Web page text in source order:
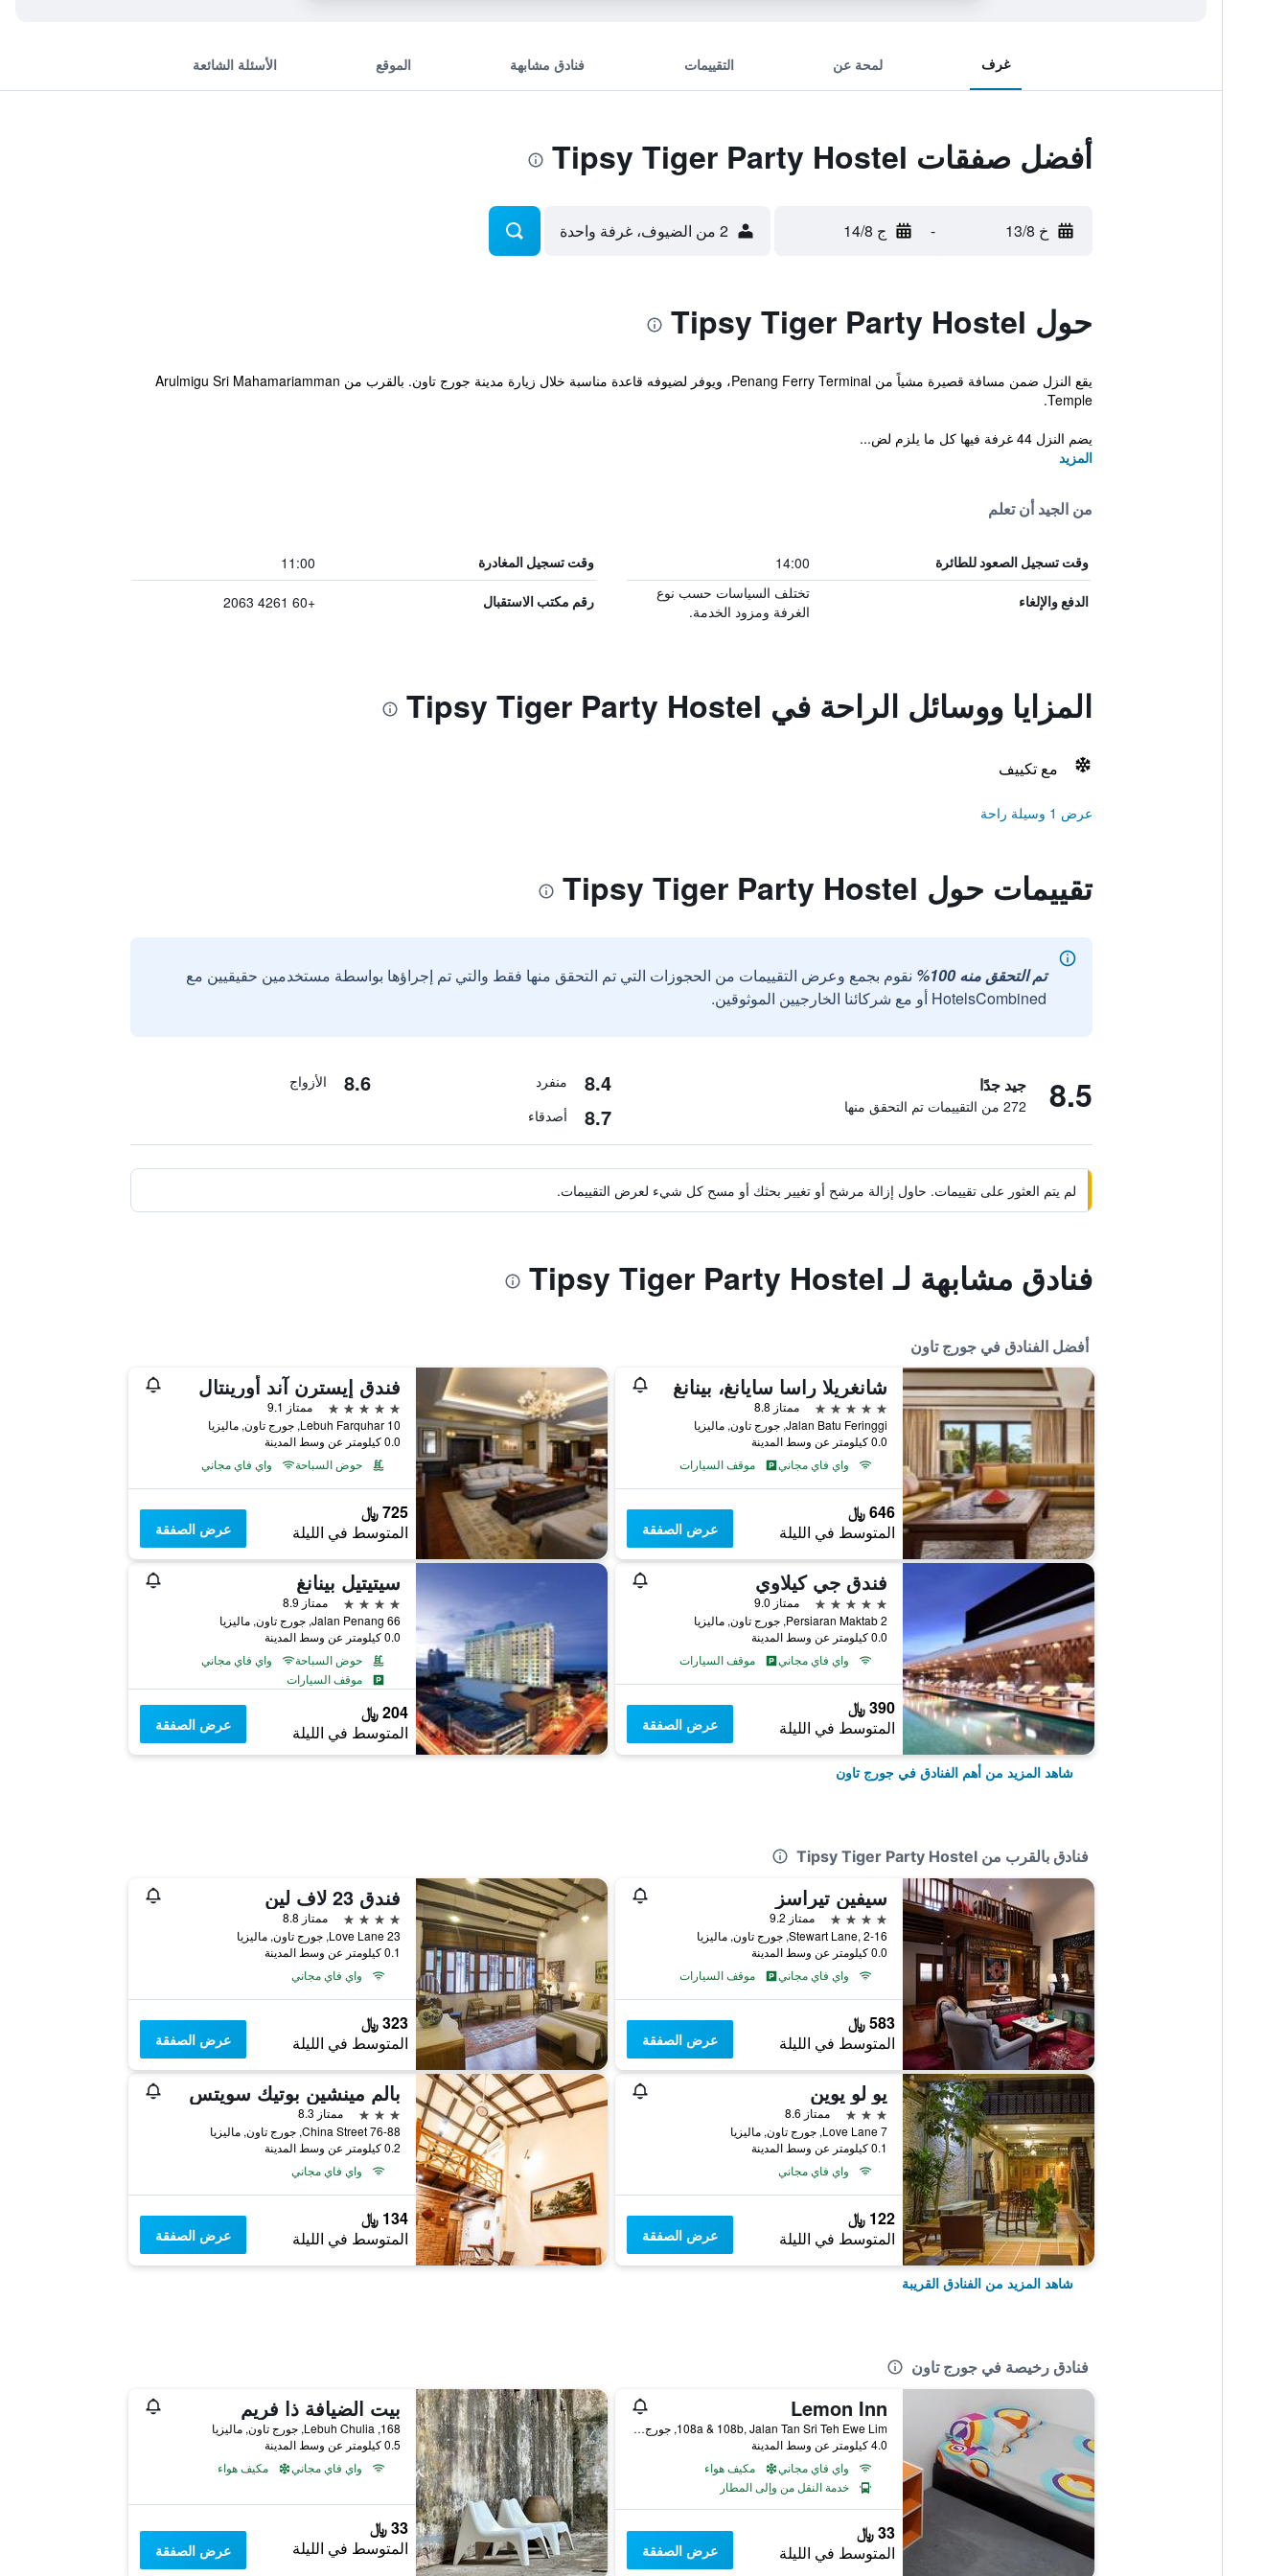
غرف لمحة عن التقييمات فنادق مشابهة الموقع الأسئلة الشائعة
أفضل صفقات Tipsy Tiger Party Hostel
خ 13/8 - ج 14/8 2 من الضيوف، غرفة واحدة
حول Tipsy Tiger Party Hostel
يقع النزل ضمن مسافة قصيرة مشياً من Penang Ferry Terminal، ويوفر لضيوفه قاعدة مناسبة خلال زيارة مدينة جورج تاون. بالقرب من Arulmigu Sri Mahamariamman
Temple.
يضم النزل 44 غرفة فيها كل ما يلزم لض...
المزيد
من الجيد أن تعلم
وقت تسجيل الصعود للطائرة 14:00 وقت تسجيل المغادرة 11:00
الدفع والإلغاء
تختلف السياسات حسب نوع
الغرفة ومزود الخدمة.
رقم مكتب الاستقبال +60 4261 2063
المزايا ووسائل الراحة في Tipsy Tiger Party Hostel
مع تكييف
عرض 1 وسيلة راحة
تقييمات حول Tipsy Tiger Party Hostel
تم التحقق منه 100%
نقوم بجمع وعرض التقييمات من الحجوزات التي تم التحقق منها فقط والتي تم إجراؤها بواسطة مستخدمين حقيقيين مع
HotelsCombined أو مع شركائنا الخارجيين الموثوقين.
8.5 جيد جدًا
272 من التقييمات تم التحقق منها
8.4 منفرد 8.6 الأزواج
8.7 أصدقاء
لم يتم العثور على تقييمات. حاول إزالة مرشح أو تغيير بحثك أو مسح كل شيء لعرض التقييمات.
فنادق مشابهة لـ Tipsy Tiger Party Hostel
أفضل الفنادق في جورج تاون
شانغريلا راسا سايانغ، بينانغ
5 نجوم
ممتاز 8.8
Jalan Batu Feringgi, جورج تاون, ماليزيا
0.0 كيلومتر عن وسط المدينة
واي فاي مجاني
موقف السيارات
646 ﷼
المتوسط في الليلة عرض الصفقة
فندق إيسترن آند أورينتال
5 نجوم
ممتاز 9.1
10 Lebuh Farquhar, جورج تاون, ماليزيا
0.0 كيلومتر عن وسط المدينة
حوض السباحة
واي فاي مجاني
725 ﷼
المتوسط في الليلة عرض الصفقة
فندق جي كيلاوي
5 نجوم
ممتاز 9.0
2 Persiaran Maktab, جورج تاون, ماليزيا
0.0 كيلومتر عن وسط المدينة
واي فاي مجاني
موقف السيارات
390 ﷼
المتوسط في الليلة عرض الصفقة
سيتيتيل بينانغ
4 نجوم
ممتاز 8.9
66 Jalan Penang, جورج تاون, ماليزيا
0.0 كيلومتر عن وسط المدينة
حوض السباحة
واي فاي مجاني
موقف السيارات
204 ﷼
المتوسط في الليلة عرض الصفقة
شاهد المزيد من أهم الفنادق في جورج تاون
فنادق بالقرب من Tipsy Tiger Party Hostel
سيفين تيراسز
4 نجوم
ممتاز 9.2
Stewart Lane, 2-16, جورج تاون, ماليزيا
0.0 كيلومتر عن وسط المدينة
واي فاي مجاني
موقف السيارات
583 ﷼
المتوسط في الليلة عرض الصفقة
فندق 23 لاف لين
4 نجوم
ممتاز 8.8
23 Love Lane, جورج تاون, ماليزيا
0.1 كيلومتر عن وسط المدينة
واي فاي مجاني
323 ﷼
المتوسط في الليلة عرض الصفقة
يو لو يوين
3 نجوم
ممتاز 8.6
7 Love Lane, جورج تاون, ماليزيا
0.1 كيلومتر عن وسط المدينة
واي فاي مجاني
122 ﷼
المتوسط في الليلة عرض الصفقة
بالم مينشين بوتيك سويتس
3 نجوم
ممتاز 8.3
76-88 China Street, جورج تاون, ماليزيا
0.2 كيلومتر عن وسط المدينة
واي فاي مجاني
134 ﷼
المتوسط في الليلة عرض الصفقة
شاهد المزيد من الفنادق القريبة
فنادق رخيصة في جورج تاون
Lemon Inn
108a & 108b, Jalan Tan Sri Teh Ewe Lim, جورج تاون, ماليزيا
4.0 كيلومتر عن وسط المدينة
واي فاي مجاني
مكيف هواء
خدمة النقل من وإلى المطار
33 ﷼
المتوسط في الليلة عرض الصفقة
بيت الضيافة ذا فريم
168, Lebuh Chulia, جورج تاون, ماليزيا
0.5 كيلومتر عن وسط المدينة
واي فاي مجاني
مكيف هواء
33 ﷼
المتوسط في الليلة عرض الصفقة